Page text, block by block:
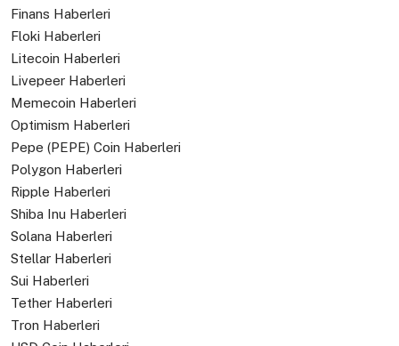
Finans Haberleri
Floki Haberleri
Litecoin Haberleri
Livepeer Haberleri
Memecoin Haberleri
Optimism Haberleri
Pepe (PEPE) Coin Haberleri
Polygon Haberleri
Ripple Haberleri
Shiba Inu Haberleri
Solana Haberleri
Stellar Haberleri
Sui Haberleri
Tether Haberleri
Tron Haberleri